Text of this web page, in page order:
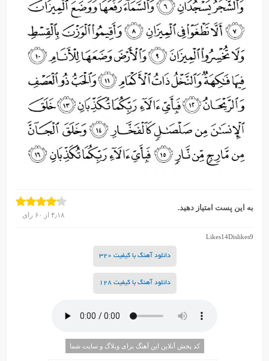
به این پست امتیاز دهید.
۴٫۱۸ از ۶۰ رای
Likes14Dislikes9
دانلود آهنگ با کیفیت 320
دانلود آهنگ با کیفیت 128
کد پخش آنلاین این آهنگ برای وبلاگ و سایت شما